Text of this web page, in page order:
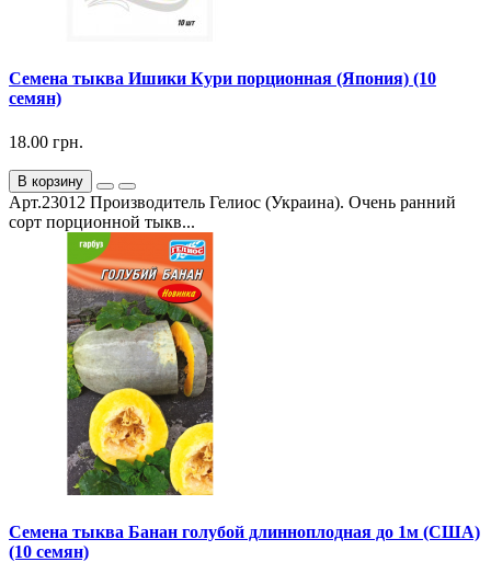
Семена тыква Ишики Кури порционная (Япония) (10
семян)
18.00 грн.
В корзину
Арт.23012 Производитель Гелиос (Украина). Очень ранний
сорт порционной тыкв...
Семена тыква Банан голубой длинноплодная до 1м (США)
(10 семян)